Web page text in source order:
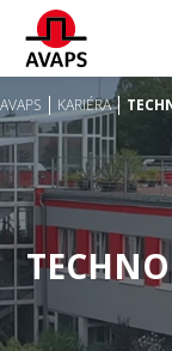
AVAPS KARIÉRA